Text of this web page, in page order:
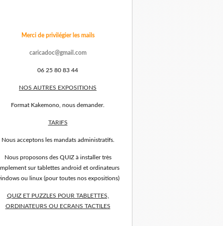
Merci de privilégier les mails
caricadoc@gmail.com
06 25 80 83 44
NOS AUTRES EXPOSITIONS
Format Kakemono, nous demander.
TARIFS
Nous acceptons les mandats administratifs.
Nous proposons des QUIZ à installer très
sur tablettes android et ordinateurs
ou linux (pour toutes nos expositions)
QUIZ ET PUZZLES POUR TABLETTES,
ORDINATEURS OU ECRANS TACTILES